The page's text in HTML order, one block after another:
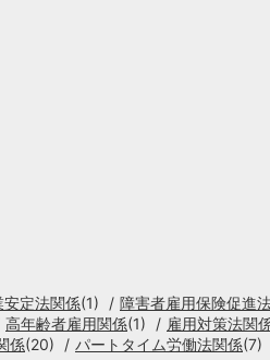
安定法関係(1) 障害者雇用保険促進
高年齢者雇用関係(1) 雇用対策法関
係(20) パートタイム労働法関係(7)